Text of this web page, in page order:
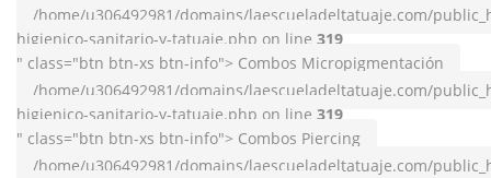
/home/u306492981/domains/laescueladeltatuaje.com/
higienico-sanitario-y-tatuaje.php on line 319
" class="btn btn-xs btn-info"> Combos Micropigmentación
/home/u306492981/domains/laescueladeltatuaje.com/
higienico-sanitario-y-tatuaje.php on line 319
" class="btn btn-xs btn-info"> Combos Piercing
/home/u306492981/domains/laescueladeltatuaje.com/